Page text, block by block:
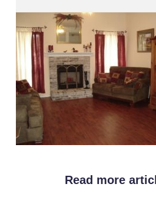
Read more